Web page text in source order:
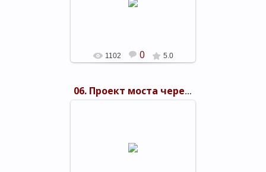
1102 0 5.0
06. Проект моста через Керченский пролив 1949 г.